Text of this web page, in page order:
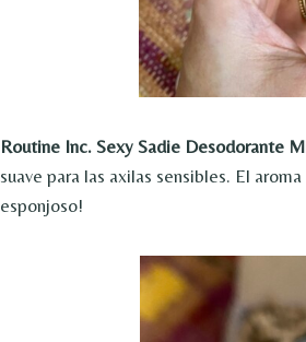
Routine Inc. Sexy Sadie Desodorante
suave para las axilas sensibles. El
esponjoso!